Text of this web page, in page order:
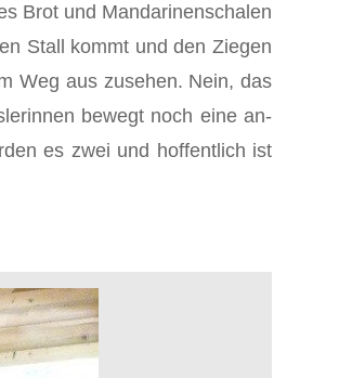
Brot und Mandarinenschalen
Stall kommt und den Ziegen
Weg aus zusehen. Nein, das
bewegt noch eine an­
es zwei und hoffentlich ist